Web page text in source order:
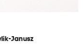
Janusz